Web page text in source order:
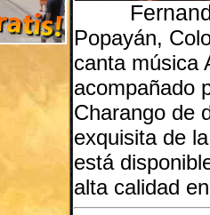
Popayán,
canta música
acompañado
Charango de
exquisita de
está
alta calidad